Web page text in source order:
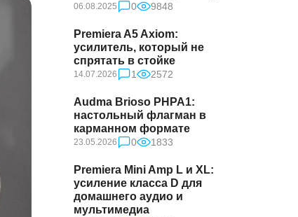
06.08.2025 0 9848
Premiera A5 Axiom:
усилитель, который не
спрятать в стойке
14.07.2026 1 2572
Audma Brioso PHPA1:
настольный флагман в
карманном формате
23.05.2026 0 1833
Premiera Mini Amp L и XL:
усиление класса D для
домашнего аудио и
мультимедиа